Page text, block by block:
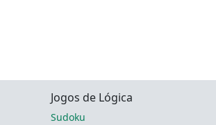
Jogos de Lógica
Sudoku